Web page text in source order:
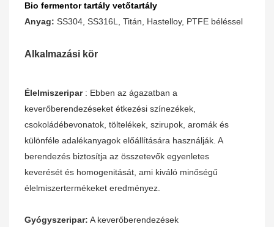
Bio fermentor tartály vetőtartály
Anyag: SS304, SS316L, Titán, Hastelloy, PTFE béléssel
Alkalmazási kör
Élelmiszeripar: Ebben az ágazatban a
keverőberendezéseket étkezési színezékek,
csokoládébevonatok, töltelékek, szirupok, aromák és
különféle adalékanyagok előállítására használják. A
berendezés biztosítja az összetevők egyenletes
keverését és homogenitását, ami kiváló minőségű
élelmiszertermékeket eredményez.
Gyógyszeripar: A keverőberendezések